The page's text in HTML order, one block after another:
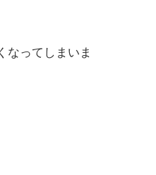
なってしまいま